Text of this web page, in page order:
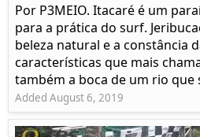
Por P3MEIO. Itacaré é um
para a prática do surf.
beleza natural e a constância
características que mais
também a boca de um rio que
Added August 6, 2019